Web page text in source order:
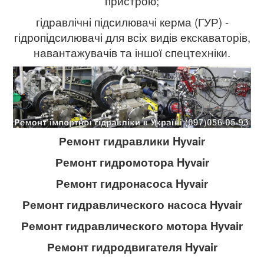
гідравлічні підсилювачі керма (ГУР) -
гідропідсилювачі для всіх видів екскаваторів,
навантажувачів та іншої спецтехніки.
Ремонт гидравлики Hyvair
Ремонт гидромотора Hyvair
Ремонт гидронасоса Hyvair
Ремонт гидравлического насоса Hyvair
Ремонт гидравлического мотора Hyvair
Ремонт гидродвигателя Hyvair